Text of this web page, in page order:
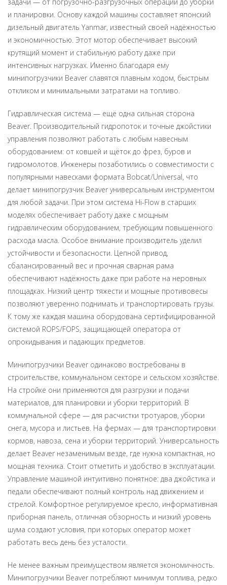
задачи — от погрузочно-разгрузочных операций до уборки
и планировки. Основу каждой машины составляет японский
дизельный двигатель Yanmar, известный своей надёжностью
и экономичностью. Этот мотор обеспечивает высокий
крутящий момент и стабильную работу даже при
интенсивных нагрузках. Именно благодаря ему
минипогрузчики Beaver славятся плавным ходом, быстрым
откликом и минимальными затратами на топливо.
Гидравлическая система — ещё одна сильная сторона
Beaver. Производительный гидропоток и точные джойстики
управления позволяют работать с любым навесным
оборудованием: от ковшей и щёток до фрез, буров и
гидромолотов. Инженеры позаботились о совместимости с
популярными навесками формата Bobcat/Universal, что
делает минипогрузчик Beaver универсальным инструментом
для любой задачи. При этом система Hi-Flow в старших
моделях обеспечивает работу даже с мощным
гидравлическим оборудованием, требующим повышенного
расхода масла. Особое внимание производитель уделил
устойчивости и безопасности. Цепной привод,
сбалансированный вес и прочная сварная рама
обеспечивают надёжность даже при работе на неровных
площадках. Низкий центр тяжести и мощные противовесы
позволяют уверенно поднимать и транспортировать грузы.
К тому же каждая машина оборудована сертифицированной
системой ROPS/FOPS, защищающей оператора от
опрокидывания и падающих предметов.
Минипогрузчики Beaver одинаково востребованы в
строительстве, коммунальном секторе и сельском хозяйстве.
На стройке они применяются для разгрузки и подачи
материалов, для планировки и уборки территорий. В
коммунальной сфере — для расчистки тротуаров, уборки
снега, мусора и листьев. На фермах — для транспортировки
кормов, навоза, сена и уборки территорий. Универсальность
делает Beaver незаменимым везде, где нужна компактная, но
мощная техника. Стоит отметить и удобство в эксплуатации.
Управление машиной интуитивно понятное: два джойстика и
педали обеспечивают полный контроль над движением и
стрелой. Комфортное регулируемое кресло, информативная
приборная панель, отличная обзорность и низкий уровень
шума создают условия, при которых оператор может
работать весь день без усталости.
Не менее важным преимуществом является экономичность.
Минипогрузчики Beaver потребляют минимум топлива, редко